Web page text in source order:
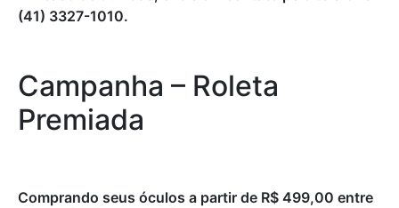
(41) 3327-1010.
Campanha – Roleta
Premiada
Comprando seus óculos a partir de R$ 499,00 entre